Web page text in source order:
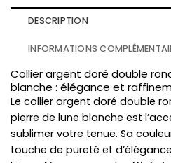
DESCRIPTION
INFORMATIONS
Collier argent doré double
blanche : élégance et
Le collier argent doré double
pierre de lune blanche est
sublimer votre tenue. Sa
touche de pureté et